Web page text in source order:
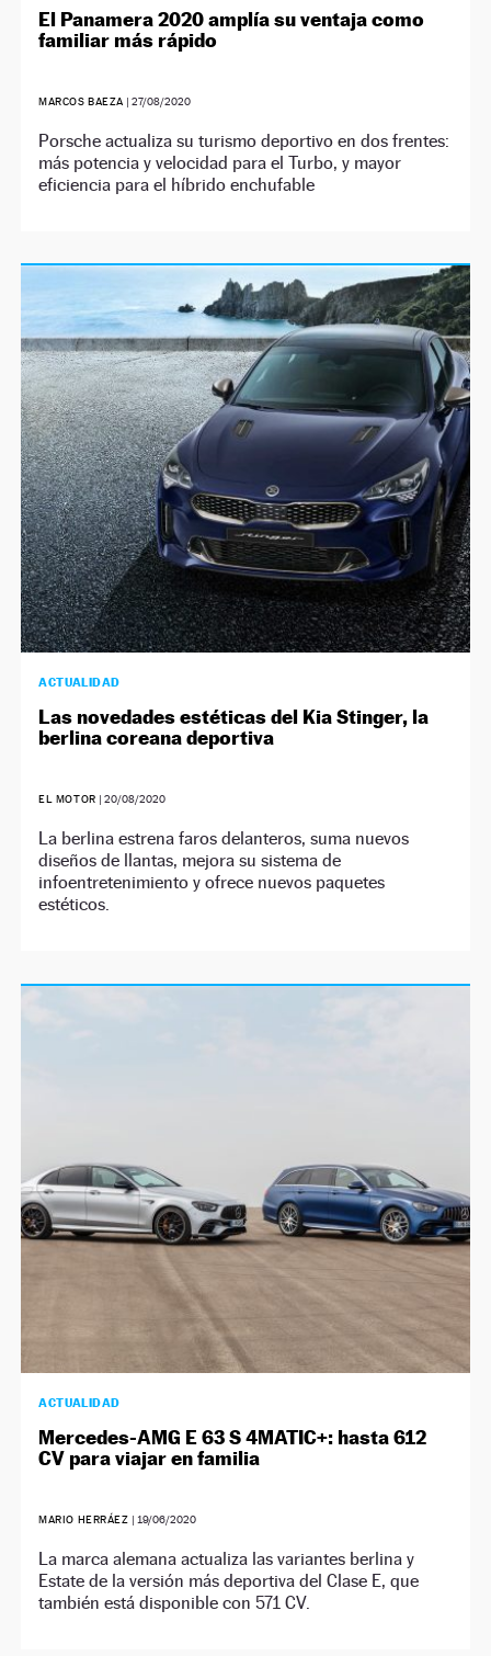
El Panamera 2020 amplía su ventaja como
familiar más rápido
MARCOS BAEZA |27/08/2020
Porsche actualiza su turismo deportivo en dos frentes:
más potencia y velocidad para el Turbo, y mayor
eficiencia para el híbrido enchufable
ACTUALIDAD
Las novedades estéticas del Kia Stinger, la
berlina coreana deportiva
EL MOTOR | 20/08/2020
La berlina estrena faros delanteros, suma nuevos
diseños de llantas, mejora su sistema de
infoentretenimiento y ofrece nuevos paquetes
estéticos.
ACTUALIDAD
Mercedes-AMG E 63 S 4MATIC+: hasta 612
CV para viajar en familia
MARIO HERRÁEZ | 19/06/2020
La marca alemana actualiza las variantes berlina y
Estate de la versión más deportiva del Clase E, que
también está disponible con 571 CV.